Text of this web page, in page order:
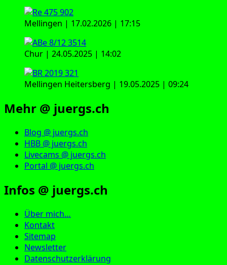
Mellingen | 17.02.2026 | 17:15
Chur | 24.05.2025 | 14:02
Mellingen Heitersberg | 19.05.2025 | 09:24
Mehr @ juergs.ch
Blog @ juergs.ch
HBB @ juergs.ch
Livecams @ juergs.ch
Portal @ juergs.ch
Infos @ juergs.ch
Über mich…
Kontakt
Sitemap
Newsletter
Datenschutzerklärung